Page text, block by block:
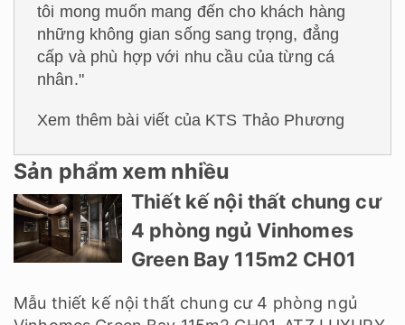
tôi mong muốn mang đến cho khách hàng
những không gian sống sang trọng, đẳng
cấp và phù hợp với nhu cầu của từng cá
nhân."
Xem thêm bài viết của KTS Thảo Phương
Sản phẩm xem nhiều
Thiết kế nội thất chung cư
4 phòng ngủ Vinhomes
Green Bay 115m2 CH01
Mẫu thiết kế nội thất chung cư 4 phòng ngủ